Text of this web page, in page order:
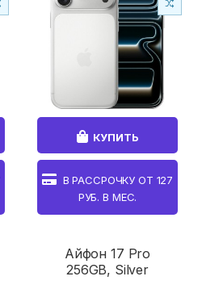
КУПИТЬ
В РАССРОЧКУ ОТ 127
РУБ. В МЕС.
Айфон 17 Pro
256GB, Silver